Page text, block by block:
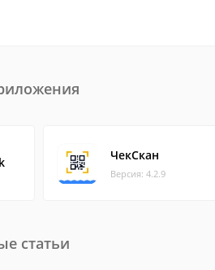
ЧекСкан
Версия: 4.2.9
статьи